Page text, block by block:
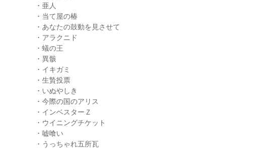
・亜人
・当て屋の椿
・あなたの鼓動を見させて
・アラクニド
・蟻の王
・異骸
・イキガミ
・生贄投票
・いぬやしき
・今際の国のアリス
・インベスターＺ
・ウイニングチケット
・嘘喰い
・うっちゃれ五所瓦